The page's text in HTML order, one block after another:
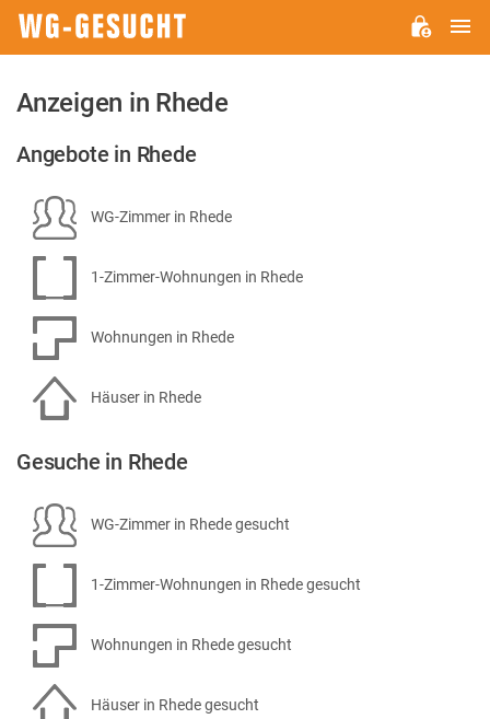
Anzeigen in Rhede
Angebote in Rhede
WG-Zimmer in Rhede
1-Zimmer-Wohnungen in Rhede
Wohnungen in Rhede
Häuser in Rhede
Gesuche in Rhede
WG-Zimmer in Rhede gesucht
1-Zimmer-Wohnungen in Rhede gesucht
Wohnungen in Rhede gesucht
Häuser in Rhede gesucht